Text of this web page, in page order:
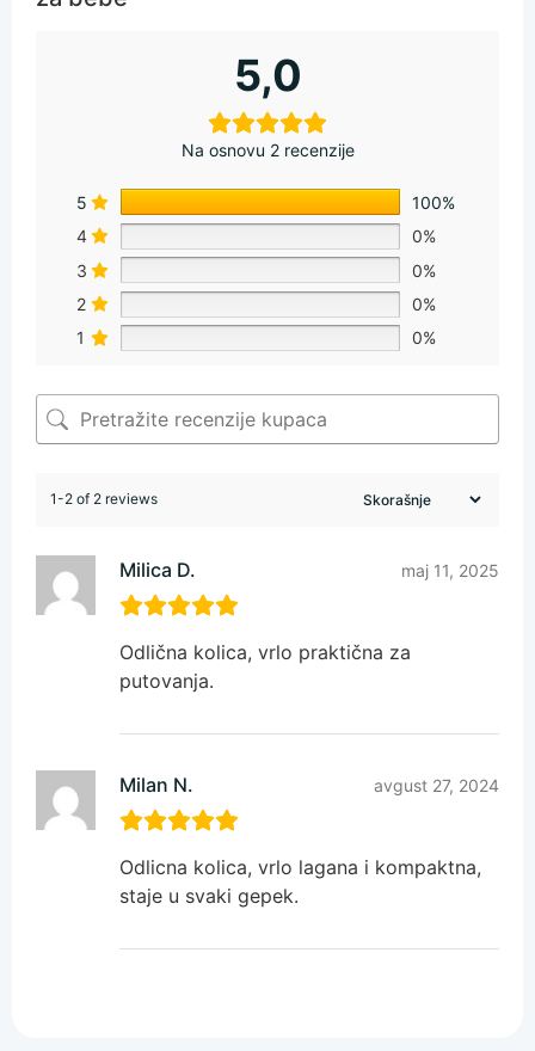
5,0
Na osnovu 2 recenzije
5
100%
4
0%
3
0%
2
0%
1
0%
1-2 of 2 reviews
Milica D. maj 11, 2025
Odlična kolica, vrlo praktična za
putovanja.
Milan N. avgust 27, 2024
Odlicna kolica, vrlo lagana i kompaktna,
staje u svaki gepek.